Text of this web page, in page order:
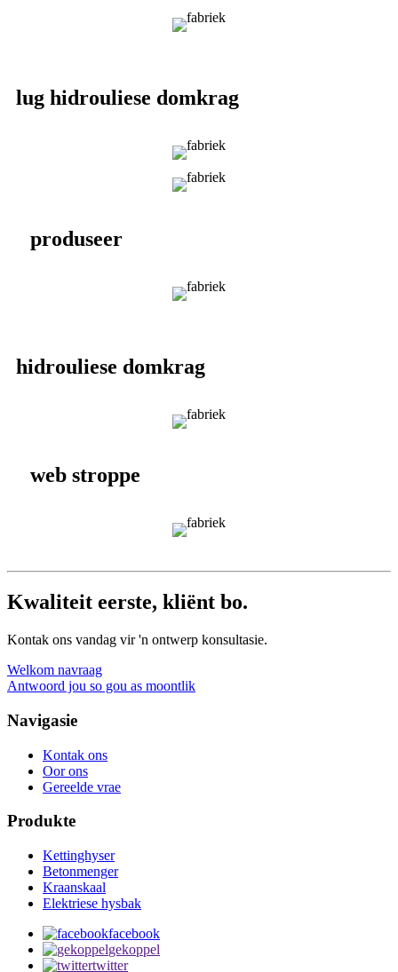
lug hidrouliese domkrag
produseer
hidrouliese domkrag
web stroppe
Kwaliteit eerste, kliënt bo.
Kontak ons ​​vandag vir 'n ontwerp konsultasie.
Welkom navraag
Antwoord jou so gou as moontlik
Navigasie
Kontak ons
Oor ons
Gereelde vrae
Produkte
Kettinghyser
Betonmenger
Kraanskaal
Elektriese hysbak
facebook
gekoppel
twitter